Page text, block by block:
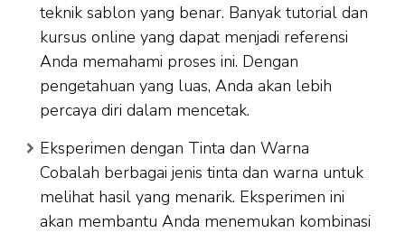
teknik sablon yang benar. Banyak tutorial dan
kursus online yang dapat menjadi referensi
Anda memahami proses ini. Dengan
pengetahuan yang luas, Anda akan lebih
percaya diri dalam mencetak.
Eksperimen dengan Tinta dan Warna
Cobalah berbagai jenis tinta dan warna untuk
melihat hasil yang menarik. Eksperimen ini
akan membantu Anda menemukan kombinasi